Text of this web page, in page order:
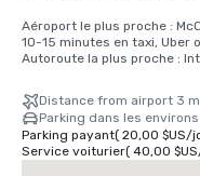
Aéroport le plus proche :
10-15 minutes en taxi, Uber
Autoroute la plus proche :
Distance from airport 3
Parking dans les environs
Parking payant( 20,00 $US/
Service voiturier( 40,00 $US